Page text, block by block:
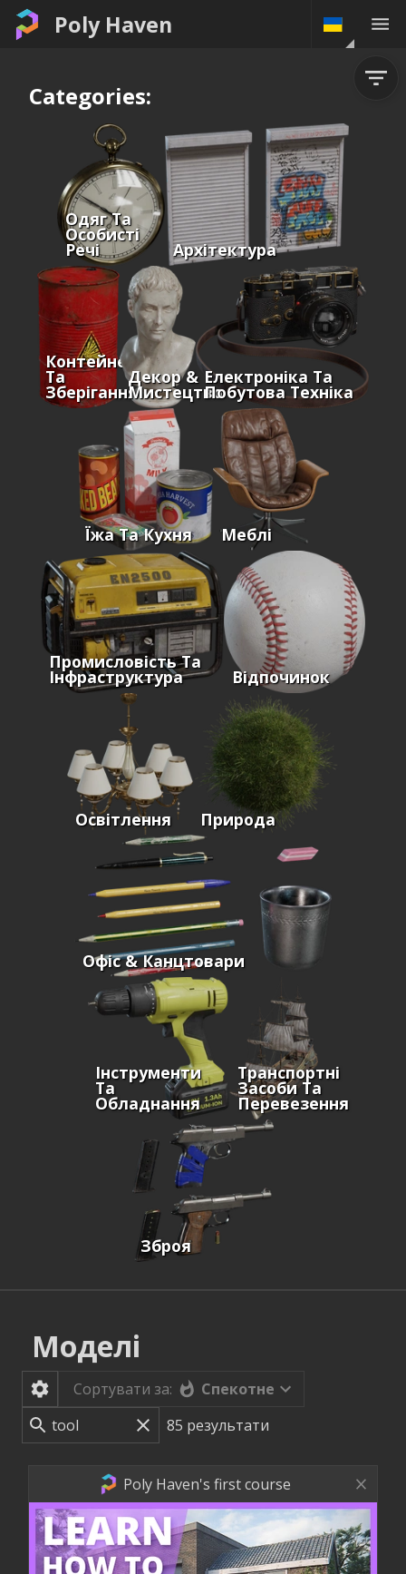
Poly Haven
Categories:
Одяг Та
Особисті
Речі Архітектура
Контейнери
Та
Зберігання
Декор &
Мистецтво
Електроніка Та
Побутова Техніка
Їжа Та Кухня Меблі
Промисловість Та
Інфраструктура Відпочинок
Освітлення Природа
Офіс & Канцтовари
Інструменти
Та
Обладнання
Транспортні
Засоби Та
Перевезення
Зброя
Моделі
Сортувати за:
Спекотне
85 результати
Poly Haven's first course